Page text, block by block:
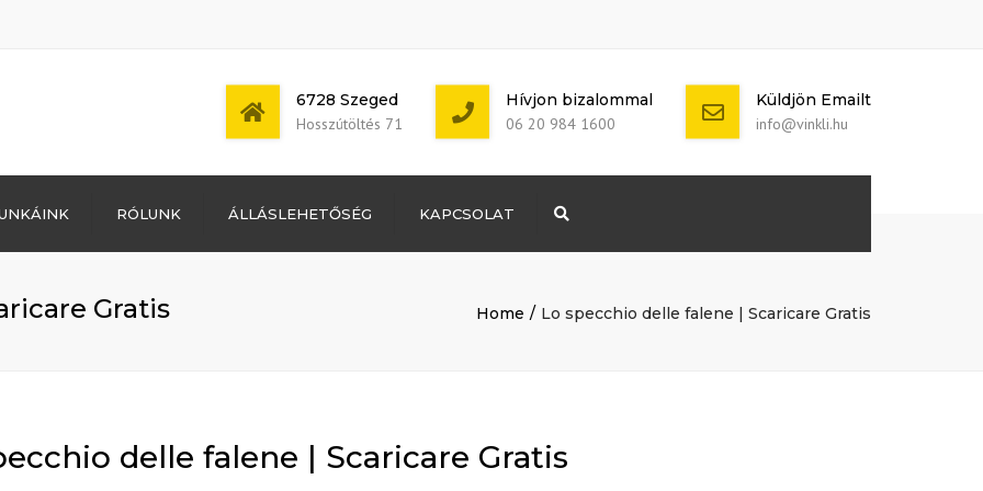
Bejegyzések
WordPress
Mon - Sat: 7:00 -
+ 386 40 111
6728 Szeged
Hosszútöltés 71
Hívjon bizalommal
06 20 984 1600
Küldjön Emailt
info@vinkli.hu
RÓLUNK ÁLLÁSLEHETŐSÉG KAPCSOLAT
Gratis Home Lo specchio delle falene | Scaricare Gratis
delle falene | Scaricare Gratis